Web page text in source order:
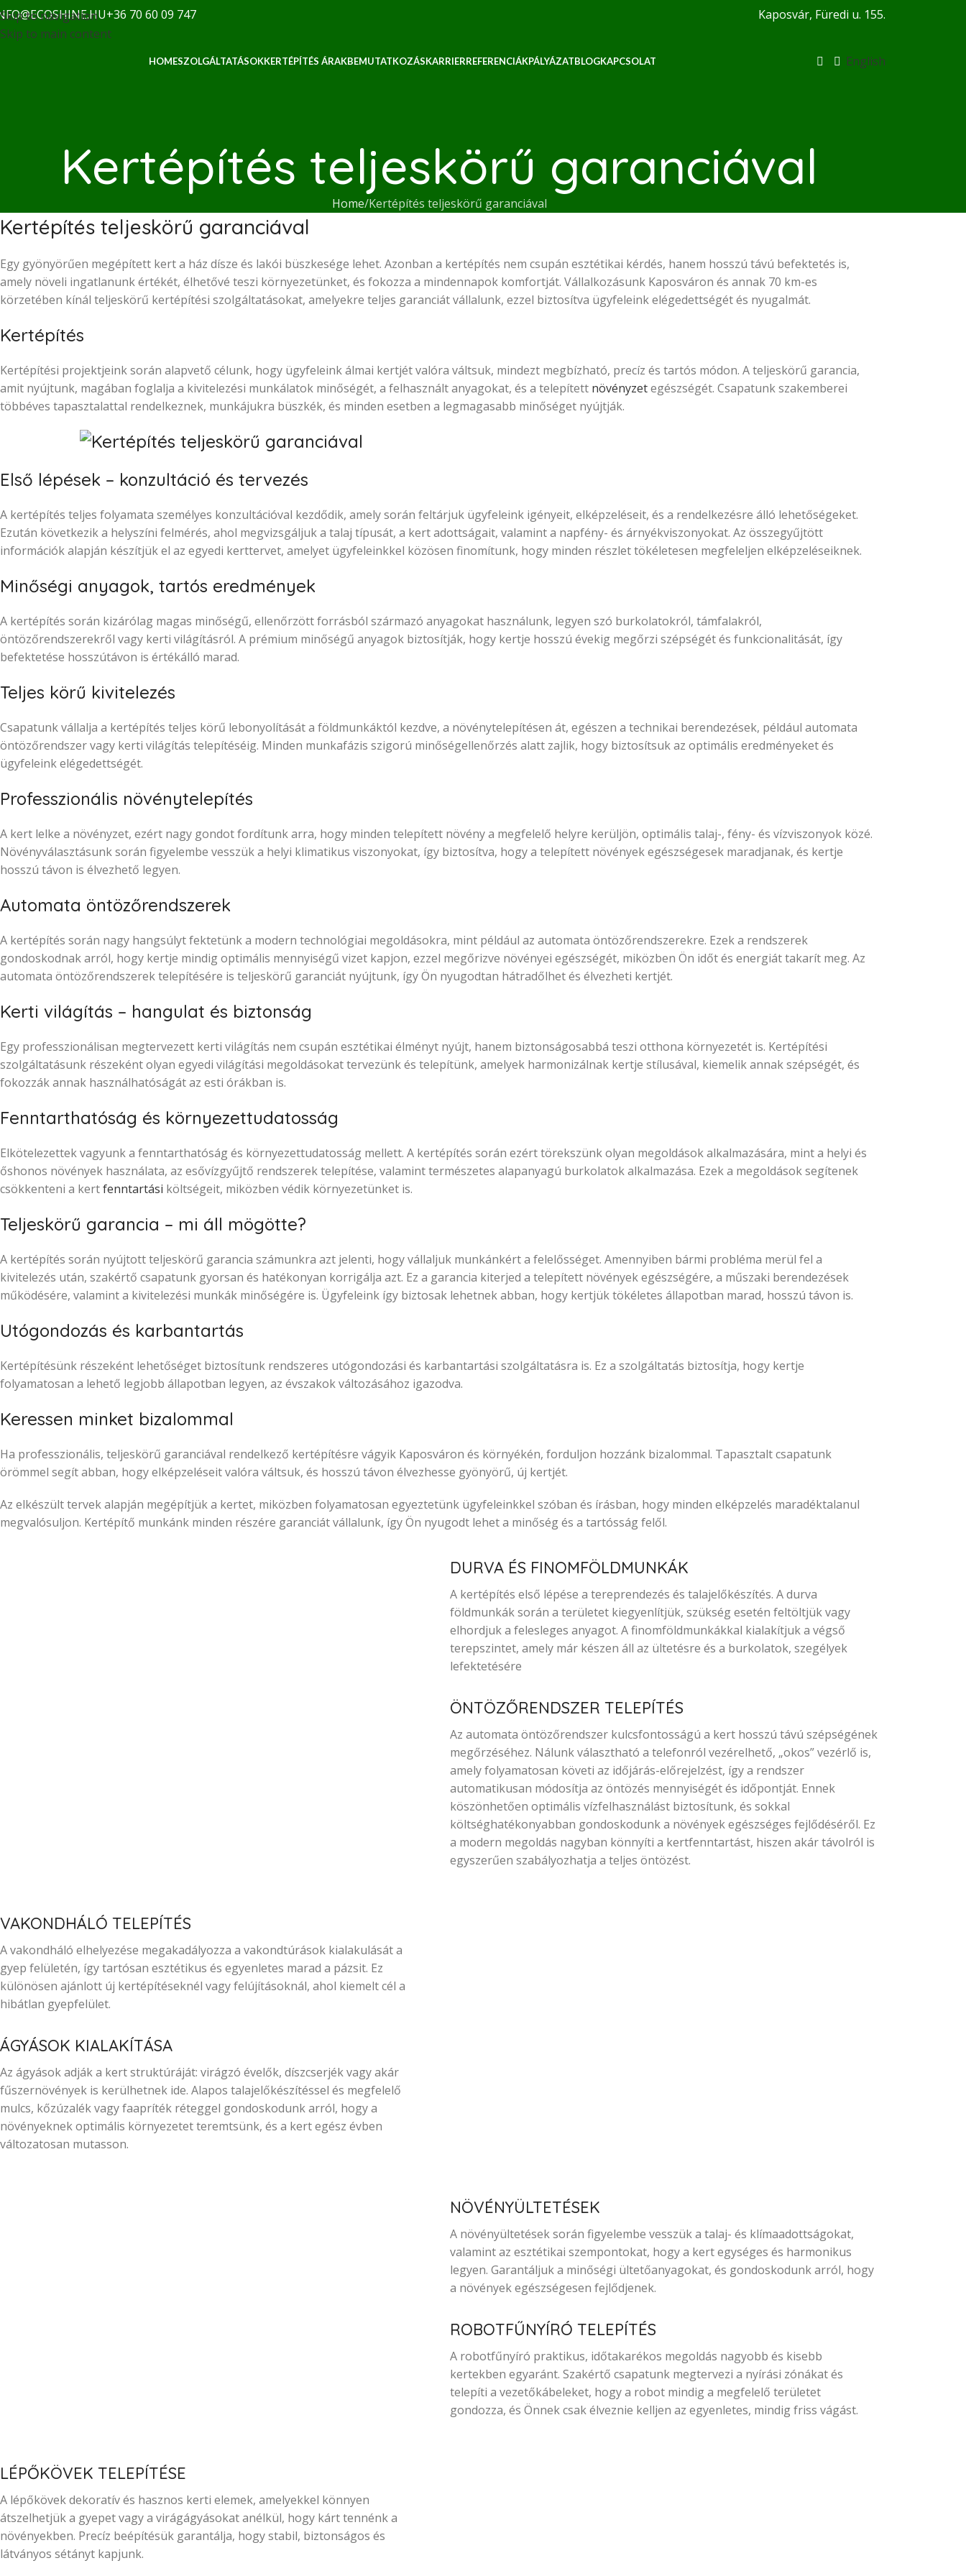
Skip to navigation
Skip to main content
+36 70 60 09 747 Kaposvár, Füredi u. 155.
HOMESZOLGÁLTATÁSOKKERTÉPÍTÉS ÁRAKBEMUTATKOZÁSKARRIERREFERENCIÁKPÁLYÁZATBLOGKAPCSOLAT English
Kertépítés teljeskörű garanciával
Home Kertépítés teljeskörű garanciával
Kertépítés teljeskörű garanciával
Egy gyönyörűen megépített kert a ház dísze és lakói büszkesége lehet. Azonban a kertépítés nem csupán esztétikai kérdés, hanem hosszú távú befektetés is,
amely növeli ingatlanunk értékét, élhetővé teszi környezetünket, és fokozza a mindennapok komfortját. Vállalkozásunk Kaposváron és annak 70 km-es
körzetében kínál teljeskörű kertépítési szolgáltatásokat, amelyekre teljes garanciát vállalunk, ezzel biztosítva ügyfeleink elégedettségét és nyugalmát.
Kertépítés
Kertépítési projektjeink során alapvető célunk, hogy ügyfeleink álmai kertjét valóra váltsuk, mindezt megbízható, precíz és tartós módon. A teljeskörű garancia,
amit nyújtunk, magában foglalja a kivitelezési munkálatok minőségét, a felhasznált anyagokat, és a telepített növényzetegészségét. Csapatunk szakemberei
többéves tapasztalattal rendelkeznek, munkájukra büszkék, és minden esetben a legmagasabb minőséget nyújtják.
Első lépések – konzultáció és tervezés
A kertépítés teljes folyamata személyes konzultációval kezdődik, amely során feltárjuk ügyfeleink igényeit, elképzeléseit, és a rendelkezésre álló lehetőségeket.
Ezután következik a helyszíni felmérés, ahol megvizsgáljuk a talaj típusát, a kert adottságait, valamint a napfény- és árnyékviszonyokat. Az összegyűjtött
információk alapján készítjük el az egyedi kerttervet, amelyet ügyfeleinkkel közösen finomítunk, hogy minden részlet tökéletesen megfeleljen elképzeléseiknek.
Minőségi anyagok, tartós eredmények
A kertépítés során kizárólag magas minőségű, ellenőrzött forrásból származó anyagokat használunk, legyen szó burkolatokról, támfalakról,
öntözőrendszerekről vagy kerti világításról. A prémium minőségű anyagok biztosítják, hogy kertje hosszú évekig megőrzi szépségét és funkcionalitását, így
befektetése hosszútávon is értékálló marad.
Teljes körű kivitelezés
Csapatunk vállalja a kertépítés teljes körű lebonyolítását a földmunkáktól kezdve, a növénytelepítésen át, egészen a technikai berendezések, például automata
öntözőrendszer vagy kerti világítás telepítéséig. Minden munkafázis szigorú minőségellenőrzés alatt zajlik, hogy biztosítsuk az optimális eredményeket és
ügyfeleink elégedettségét.
Professzionális növénytelepítés
A kert lelke a növényzet, ezért nagy gondot fordítunk arra, hogy minden telepített növény a megfelelő helyre kerüljön, optimális talaj-, fény- és vízviszonyok közé.
Növényválasztásunk során figyelembe vesszük a helyi klimatikus viszonyokat, így biztosítva, hogy a telepített növények egészségesek maradjanak, és kertje
hosszú távon is élvezhető legyen.
Automata öntözőrendszerek
A kertépítés során nagy hangsúlyt fektetünk a modern technológiai megoldásokra, mint például az automata öntözőrendszerekre. Ezek a rendszerek
gondoskodnak arról, hogy kertje mindig optimális mennyiségű vizet kapjon, ezzel megőrizve növényei egészségét, miközben Ön időt és energiát takarít meg. Az
automata öntözőrendszerek telepítésére is teljeskörű garanciát nyújtunk, így Ön nyugodtan hátradőlhet és élvezheti kertjét.
Kerti világítás – hangulat és biztonság
Egy professzionálisan megtervezett kerti világítás nem csupán esztétikai élményt nyújt, hanem biztonságosabbá teszi otthona környezetét is. Kertépítési
szolgáltatásunk részeként olyan egyedi világítási megoldásokat tervezünk és telepítünk, amelyek harmonizálnak kertje stílusával, kiemelik annak szépségét, és
fokozzák annak használhatóságát az esti órákban is.
Fenntarthatóság és környezettudatosság
Elkötelezettek vagyunk a fenntarthatóság és környezettudatosság mellett. A kertépítés során ezért törekszünk olyan megoldások alkalmazására, mint a helyi és
őshonos növények használata, az esővízgyűjtő rendszerek telepítése, valamint természetes alapanyagú burkolatok alkalmazása. Ezek a megoldások segítenek
csökkenteni a kertfenntartási költségeit, miközben védik környezetünket is.
Teljeskörű garancia – mi áll mögötte?
A kertépítés során nyújtott teljeskörű garancia számunkra azt jelenti, hogy vállaljuk munkánkért a felelősséget. Amennyiben bármi probléma merül fel a
kivitelezés után, szakértő csapatunk gyorsan és hatékonyan korrigálja azt. Ez a garancia kiterjed a telepített növények egészségére, a műszaki berendezések
működésére, valamint a kivitelezési munkák minőségére is. Ügyfeleink így biztosak lehetnek abban, hogy kertjük tökéletes állapotban marad, hosszú távon is.
Utógondozás és karbantartás
Kertépítésünk részeként lehetőséget biztosítunk rendszeres utógondozási és karbantartási szolgáltatásra is. Ez a szolgáltatás biztosítja, hogy kertje
folyamatosan a lehető legjobb állapotban legyen, az évszakok változásához igazodva.
Keressen minket bizalommal
Ha professzionális, teljeskörű garanciával rendelkező kertépítésre vágyik Kaposváron és környékén, forduljon hozzánk bizalommal. Tapasztalt csapatunk
örömmel segít abban, hogy elképzeléseit valóra váltsuk, és hosszú távon élvezhesse gyönyörű, új kertjét.
Az elkészült tervek alapján megépítjük a kertet, miközben folyamatosan egyeztetünk ügyfeleinkkel szóban és írásban, hogy minden elképzelés maradéktalanul
megvalósuljon. Kertépítő munkánk minden részére garanciát vállalunk, így Ön nyugodt lehet a minőség és a tartósság felől.
DURVA ÉS FINOMFÖLDMUNKÁK
A kertépítés első lépése a tereprendezés és talajelőkészítés. A durva
földmunkák során a területet kiegyenlítjük, szükség esetén feltöltjük vagy
elhordjuk a felesleges anyagot. A finomföldmunkákkal kialakítjuk a végső
terepszintet, amely már készen áll az ültetésre és a burkolatok, szegélyek
lefektetésére
ÖNTÖZŐRENDSZER TELEPÍTÉS
Az automata öntözőrendszer kulcsfontosságú a kert hosszú távú szépségének
megőrzéséhez. Nálunk választható a telefonról vezérelhető, „okos” vezérlő is,
amely folyamatosan követi az időjárás-előrejelzést, így a rendszer
automatikusan módosítja az öntözés mennyiségét és időpontját. Ennek
köszönhetően optimális vízfelhasználást biztosítunk, és sokkal
költséghatékonyabban gondoskodunk a növények egészséges fejlődéséről. Ez
a modern megoldás nagyban könnyíti a kertfenntartást, hiszen akár távolról is
egyszerűen szabályozhatja a teljes öntözést.
VAKONDHÁLÓ TELEPÍTÉS
A vakondháló elhelyezése megakadályozza a vakondtúrások kialakulását a
gyep felületén, így tartósan esztétikus és egyenletes marad a pázsit. Ez
különösen ajánlott új kertépítéseknél vagy felújításoknál, ahol kiemelt cél a
hibátlan gyepfelület.
ÁGYÁSOK KIALAKÍTÁSA
Az ágyások adják a kert struktúráját: virágzó évelők, díszcserjék vagy akár
fűszernövények is kerülhetnek ide. Alapos talajelőkészítéssel és megfelelő
mulcs, kőzúzalék vagy faapríték réteggel gondoskodunk arról, hogy a
növényeknek optimális környezetet teremtsünk, és a kert egész évben
változatosan mutasson.
NÖVÉNYÜLTETÉSEK
A növényültetések során figyelembe vesszük a talaj- és klímaadottságokat,
valamint az esztétikai szempontokat, hogy a kert egységes és harmonikus
legyen. Garantáljuk a minőségi ültetőanyagokat, és gondoskodunk arról, hogy
a növények egészségesen fejlődjenek.
ROBOTFŰNYÍRÓ TELEPÍTÉS
A robotfűnyíró praktikus, időtakarékos megoldás nagyobb és kisebb
kertekben egyaránt. Szakértő csapatunk megtervezi a nyírási zónákat és
telepíti a vezetőkábeleket, hogy a robot mindig a megfelelő területet
gondozza, és Önnek csak élveznie kelljen az egyenletes, mindig friss vágást.
LÉPŐKÖVEK TELEPÍTÉSE
A lépőkövek dekoratív és hasznos kerti elemek, amelyekkel könnyen
átszelhetjük a gyepet vagy a virágágyásokat anélkül, hogy kárt tennénk a
növényekben. Precíz beépítésük garantálja, hogy stabil, biztonságos és
látványos sétányt kapjunk.